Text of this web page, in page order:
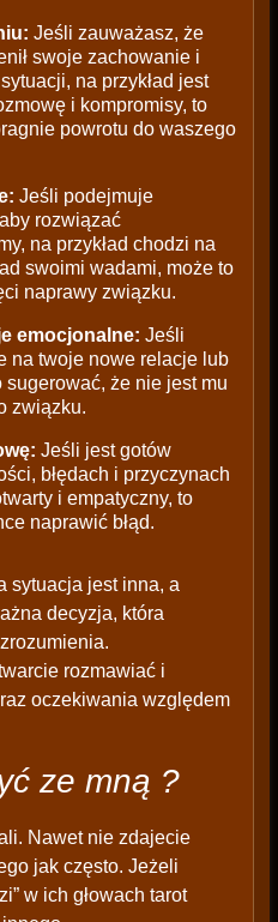
Jeśli zauważasz, że
swoje zachowanie i
na przykład jest
i kompromisy, to
powrotu do waszego
Jeśli podejmuje
rozwiązać
na przykład chodzi na
swoimi wadami, może to
naprawy związku.
emocjonalne: Jeśli
na twoje nowe relacje lub
że nie jest mu
związku.
Jeśli jest gotów
błędach i przyczynach
i empatyczny, to
naprawić błąd.
sytuacja jest inna, a
decyzja, która
rozmawiać i
oczekiwania względem
ze mną ?
Nawet nie zdajecie
jak często. Jeżeli
w ich głowach tarot